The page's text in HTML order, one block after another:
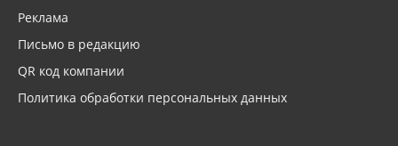
Реклама
Письмо в редакцию
QR код компании
Политика обработки персональных данных